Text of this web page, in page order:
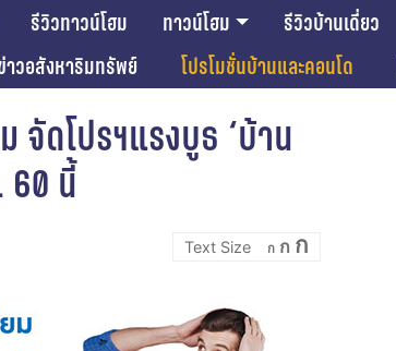
รีวิวทาวน์โฮม ทาวน์โฮม รีวิวบ้านเดี่ยว
าวอสังหาริมทรัพย์ โปรโมชั่นบ้านและคอนโด
จัดโปรฯแรงบูธ ‘บ้าน
60 นี้
ก
Decrease
font
size.
ก Reset
font
ก